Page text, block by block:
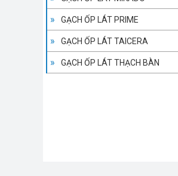
GẠCH ỐP LÁT PRIME
GẠCH ỐP LÁT TAICERA
GẠCH ỐP LÁT THẠCH BÀN